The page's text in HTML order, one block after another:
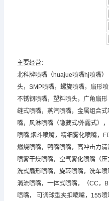
主要经营：
北科牌喷嘴（huajue喷嘴hj喷嘴
头，SMP喷嘴，螺旋喷嘴，扇形
不锈钢喷嘴，塑料喷头，广角扇
缝式喷嘴，蒸汽喷嘴，金属组合
嘴，风淋喷嘴（隐藏式/外露式）
喷嘴,烟斗喷嘴，精细雾化喷嘴，
燃烧喷嘴，鸭嘴喷嘴，高冲击力清
喷雾干燥喷嘴，空气雾化喷嘴（
洗式扇形喷嘴，旋转喷嘴，洗车
涡流喷嘴，一体式喷嘴，（CC，
喷嘴， 可调球型夹扣喷嘴，155